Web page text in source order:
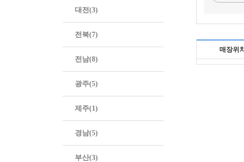
대전(3)
전북(7)
전남(8)
광주(5)
제주(1)
경남(5)
부산(3)
매장위치